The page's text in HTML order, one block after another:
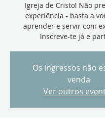
Igreja de Cristo! Não
experiência - basta a
aprender e servir com
Os ingressos não
venda
Ver outros